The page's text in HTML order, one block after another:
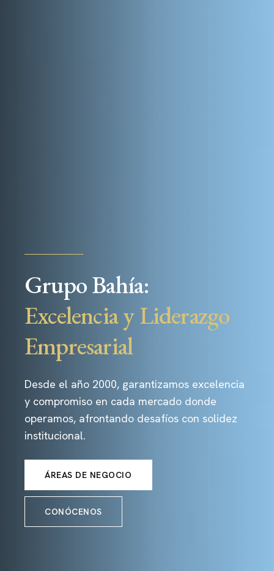
Grupo Bahía:
Excelencia y Liderazgo
Empresarial
Desde el año 2000, garantizamos excelencia
y compromiso en cada mercado donde
operamos, afrontando desafíos con solidez
institucional.
ÁREAS DE NEGOCIO
CONÓCENOS